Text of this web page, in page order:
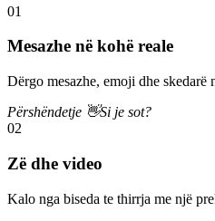
01
Mesazhe në kohë reale
Dërgo mesazhe, emoji dhe skedarë
Përshëndetje 👋Si je sot?
02
Zë dhe video
Kalo nga biseda te thirrja me një